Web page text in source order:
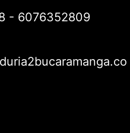
- 6076352809